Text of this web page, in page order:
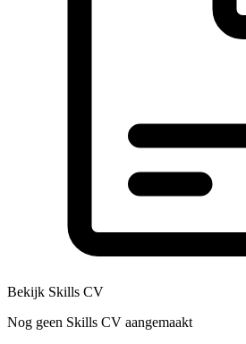
Bekijk Skills CV
Nog geen Skills CV aangemaakt